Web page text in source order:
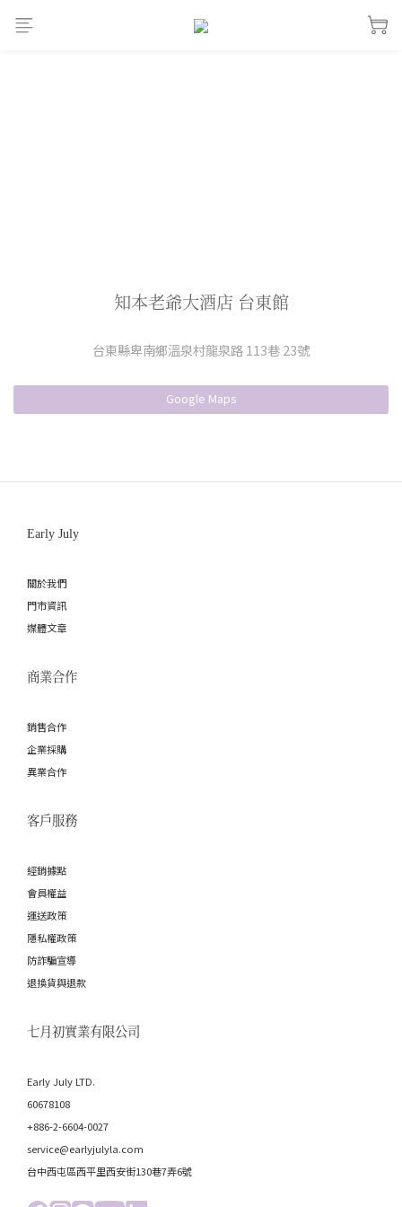
知本老爺大酒店 台東館
台東縣卑南鄉溫泉村龍泉路 113巷 23號
Google Maps
Early July
關於我們
門市資訊
媒體文章
商業合作
銷售合作
企業採購
異業合作
客戶服務
經銷據點
會員權益
運送政策
隱私權政策
防詐騙宣導
退換貨與退款
七月初實業有限公司
Early July LTD.
60678108
+886-2-6604-0027
service@earlyjulyla.com
台中西屯區西平里西安街130巷7弄6號